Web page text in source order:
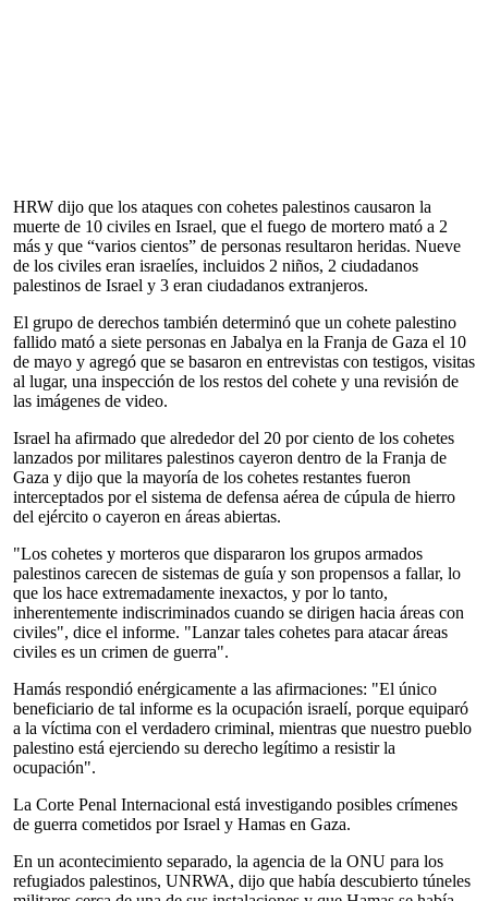
HRW dijo que los ataques con cohetes palestinos causaron la
muerte de 10 civiles en Israel, que el fuego de mortero mató a 2
más y que “varios cientos” de personas resultaron heridas. Nueve
de los civiles eran israelíes, incluidos 2 niños, 2 ciudadanos
palestinos de Israel y 3 eran ciudadanos extranjeros.
El grupo de derechos también determinó que un cohete palestino
fallido mató a siete personas en Jabalya en la Franja de Gaza el 10
de mayo y agregó que se basaron en entrevistas con testigos, visitas
al lugar, una inspección de los restos del cohete y una revisión de
las imágenes de video.
Israel ha afirmado que alrededor del 20 por ciento de los cohetes
lanzados por militares palestinos cayeron dentro de la Franja de
Gaza y dijo que la mayoría de los cohetes restantes fueron
interceptados por el sistema de defensa aérea de cúpula de hierro
del ejército o cayeron en áreas abiertas.
"Los cohetes y morteros que dispararon los grupos armados
palestinos carecen de sistemas de guía y son propensos a fallar, lo
que los hace extremadamente inexactos, y por lo tanto,
inherentemente indiscriminados cuando se dirigen hacia áreas con
civiles", dice el informe. "Lanzar tales cohetes para atacar áreas
civiles es un crimen de guerra".
Hamás respondió enérgicamente a las afirmaciones: "El único
beneficiario de tal informe es la ocupación israelí, porque equiparó
a la víctima con el verdadero criminal, mientras que nuestro pueblo
palestino está ejerciendo su derecho legítimo a resistir la
ocupación".
La Corte Penal Internacional está investigando posibles crímenes
de guerra cometidos por Israel y Hamas en Gaza.
En un acontecimiento separado, la agencia de la ONU para los
refugiados palestinos, UNRWA, dijo que había descubierto túneles